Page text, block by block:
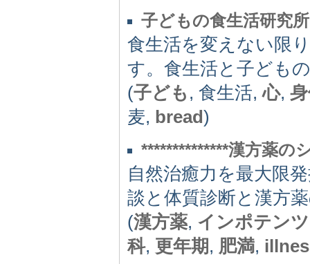
子どもの食生活研究所
食生活を変えない限
す。食生活と子ども
(子ども , 食生活,心,
麦, bread)
**************漢方薬の
自然治癒力を最大限
談と体質診断と漢方
(漢方薬, インポテンツ
科, 更年期, 肥満,